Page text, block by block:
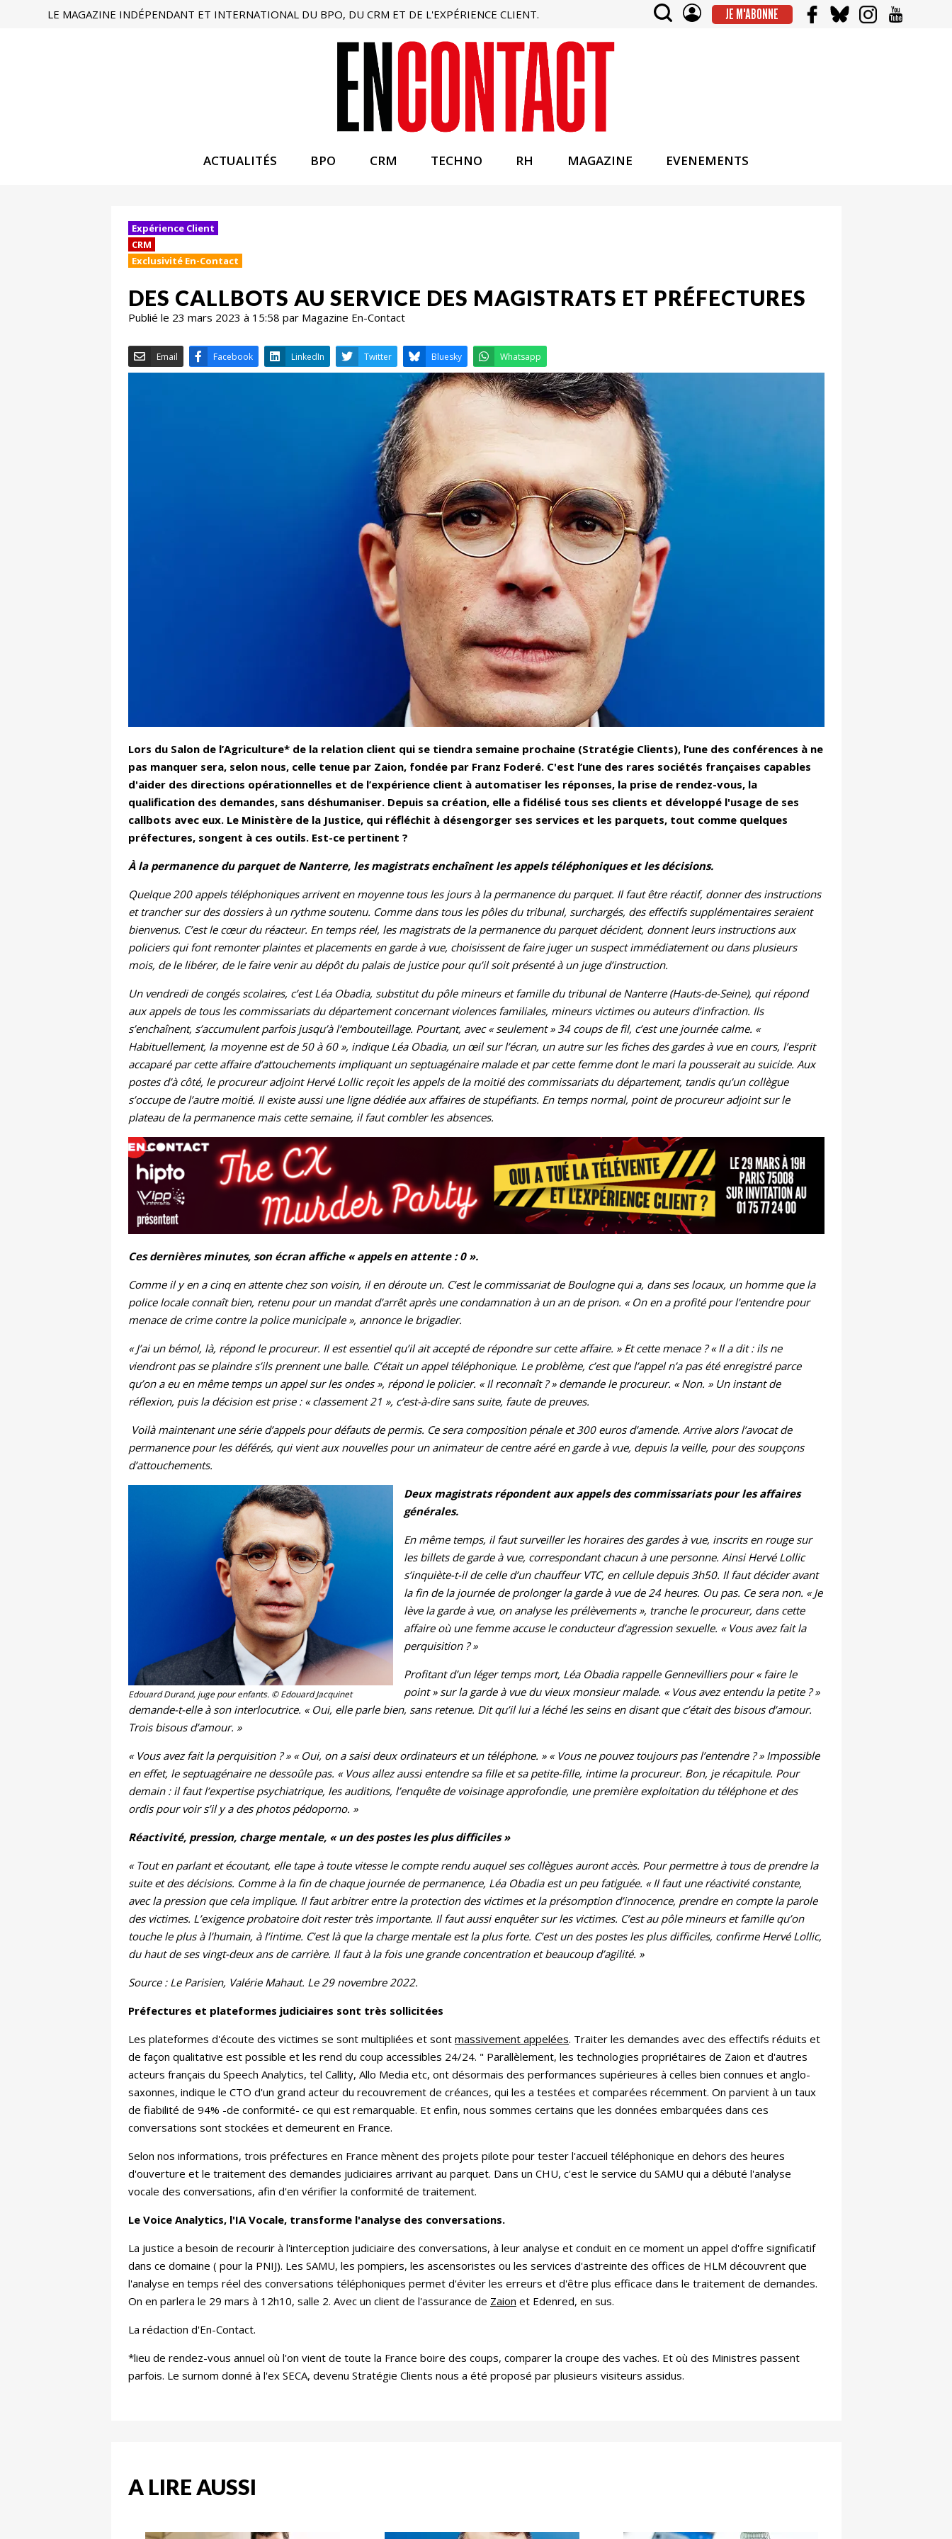
LE MAGAZINE INDÉPENDANT ET INTERNATIONAL DU BPO, DU CRM ET DE L'EXPÉRIENCE CLIENT. JE M'ABONNE
ACTUALITÉS BPO CRM TECHNO RH MAGAZINE EVENEMENTS
Expérience Client
CRM
Exclusivité En-Contact
DES CALLBOTS AU SERVICE DES MAGISTRATS ET PRÉFECTURES
Publié le 23 mars 2023 à 15:58 par Magazine En-Contact
LinkedIn Whatsapp
Lors du Salon de l’Agriculture* de la relation client qui se tiendra semaine prochaine (Stratégie Clients), l’une des conférences à ne
pas manquer sera, selon nous, celle tenue par Zaion, fondée par Franz Foderé. C'est l’une des rares sociétés françaises capables
d'aider des directions opérationnelles et de l’expérience client à automatiser les réponses, la prise de rendez-vous, la
qualification des demandes, sans déshumaniser. Depuis sa création, elle a fidélisé tous ses clients et développé l'usage de ses
callbots avec eux. Le Ministère de la Justice, qui réfléchit à désengorger ses services et les parquets, tout comme quelques
préfectures, songent à ces outils. Est-ce pertinent ?
À la permanence du parquet de Nanterre, les magistrats enchaînent les appels téléphoniques et les décisions.
Quelque 200 appels téléphoniques arrivent en moyenne tous les jours à la permanence du parquet. Il faut être réactif, donner des instructions
et trancher sur des dossiers à un rythme soutenu. Comme dans tous les pôles du tribunal, surchargés, des effectifs supplémentaires seraient
bienvenus. C’est le cœur du réacteur. En temps réel, les magistrats de la permanence du parquet décident, donnent leurs instructions aux
policiers qui font remonter plaintes et placements en garde à vue, choisissent de faire juger un suspect immédiatement ou dans plusieurs
mois, de le libérer, de le faire venir au dépôt du palais de justice pour qu’il soit présenté à un juge d’instruction.
Un vendredi de congés scolaires, c’est Léa Obadia, substitut du pôle mineurs et famille du tribunal de Nanterre (Hauts-de-Seine), qui répond
aux appels de tous les commissariats du département concernant violences familiales, mineurs victimes ou auteurs d’infraction. Ils
s’enchaînent, s’accumulent parfois jusqu’à l’embouteillage. Pourtant, avec « seulement » 34 coups de fil, c’est une journée calme. «
Habituellement, la moyenne est de 50 à 60 », indique Léa Obadia, un œil sur l’écran, un autre sur les fiches des gardes à vue en cours, l’esprit
accaparé par cette affaire d’attouchements impliquant un septuagénaire malade et par cette femme dont le mari la pousserait au suicide. Aux
postes d’à côté, le procureur adjoint Hervé Lollic reçoit les appels de la moitié des commissariats du département, tandis qu’un collègue
s’occupe de l’autre moitié. Il existe aussi une ligne dédiée aux affaires de stupéfiants. En temps normal, point de procureur adjoint sur le
plateau de la permanence mais cette semaine, il faut combler les absences.
Ces dernières minutes, son écran affiche « appels en attente : 0 ».
Comme il y en a cinq en attente chez son voisin, il en déroute un. C’est le commissariat de Boulogne qui a, dans ses locaux, un homme que la
police locale connaît bien, retenu pour un mandat d’arrêt après une condamnation à un an de prison. « On en a profité pour l’entendre pour
menace de crime contre la police municipale », annonce le brigadier.
« J’ai un bémol, là, répond le procureur. Il est essentiel qu’il ait accepté de répondre sur cette affaire. » Et cette menace ? « Il a dit : ils ne
viendront pas se plaindre s’ils prennent une balle. C’était un appel téléphonique. Le problème, c’est que l’appel n’a pas été enregistré parce
qu’on a eu en même temps un appel sur les ondes », répond le policier. « Il reconnaît ? » demande le procureur. « Non. » Un instant de
réflexion, puis la décision est prise : « classement 21 », c’est-à-dire sans suite, faute de preuves.
Voilà maintenant une série d’appels pour défauts de permis. Ce sera composition pénale et 300 euros d’amende. Arrive alors l’avocat de
permanence pour les déférés, qui vient aux nouvelles pour un animateur de centre aéré en garde à vue, depuis la veille, pour des soupçons
d’attouchements.
Edouard Durand, juge pour enfants. © Edouard Jacquinet
Deux magistrats répondent aux appels des commissariats pour les affaires
générales.
En même temps, il faut surveiller les horaires des gardes à vue, inscrits en rouge sur
les billets de garde à vue, correspondant chacun à une personne. Ainsi Hervé Lollic
s’inquiète-t-il de celle d’un chauffeur VTC, en cellule depuis 3h50. Il faut décider avant
la fin de la journée de prolonger la garde à vue de 24 heures. Ou pas. Ce sera non. « Je
lève la garde à vue, on analyse les prélèvements », tranche le procureur, dans cette
affaire où une femme accuse le conducteur d’agression sexuelle. « Vous avez fait la
perquisition ? »
Profitant d’un léger temps mort, Léa Obadia rappelle Gennevilliers pour « faire le
point » sur la garde à vue du vieux monsieur malade. « Vous avez entendu la petite ? »
demande-t-elle à son interlocutrice. « Oui, elle parle bien, sans retenue. Dit qu’il lui a léché les seins en disant que c’était des bisous d’amour.
Trois bisous d’amour. »
« Vous avez fait la perquisition ? » « Oui, on a saisi deux ordinateurs et un téléphone. » « Vous ne pouvez toujours pas l’entendre ? » Impossible
en effet, le septuagénaire ne dessoûle pas. « Vous allez aussi entendre sa fille et sa petite-fille, intime la procureur. Bon, je récapitule. Pour
demain : il faut l’expertise psychiatrique, les auditions, l’enquête de voisinage approfondie, une première exploitation du téléphone et des
ordis pour voir s’il y a des photos pédoporno. »
Réactivité, pression, charge mentale, « un des postes les plus difficiles »
« Tout en parlant et écoutant, elle tape à toute vitesse le compte rendu auquel ses collègues auront accès. Pour permettre à tous de prendre la
suite et des décisions. Comme à la fin de chaque journée de permanence, Léa Obadia est un peu fatiguée. « Il faut une réactivité constante,
avec la pression que cela implique. Il faut arbitrer entre la protection des victimes et la présomption d’innocence, prendre en compte la parole
des victimes. L’exigence probatoire doit rester très importante. Il faut aussi enquêter sur les victimes. C’est au pôle mineurs et famille qu’on
touche le plus à l’humain, à l’intime. C’est là que la charge mentale est la plus forte. C’est un des postes les plus difficiles, confirme Hervé Lollic,
du haut de ses vingt-deux ans de carrière. Il faut à la fois une grande concentration et beaucoup d’agilité. »
Source : Le Parisien, Valérie Mahaut. Le 29 novembre 2022.
Préfectures et plateformes judiciaires sont très sollicitées
Les plateformes d'écoute des victimes se sont multipliées et sont massivement appelées. Traiter les demandes avec des effectifs réduits et
de façon qualitative est possible et les rend du coup accessibles 24/24. " Parallèlement, les technologies propriétaires de Zaion et d'autres
acteurs français du Speech Analytics, tel Callity, Allo Media etc, ont désormais des performances supérieures à celles bien connues et anglo-
saxonnes, indique le CTO d'un grand acteur du recouvrement de créances, qui les a testées et comparées récemment. On parvient à un taux
de fiabilité de 94% -de conformité- ce qui est remarquable. Et enfin, nous sommes certains que les données embarquées dans ces
conversations sont stockées et demeurent en France.
Selon nos informations, trois préfectures en France mènent des projets pilote pour tester l'accueil téléphonique en dehors des heures
d'ouverture et le traitement des demandes judiciaires arrivant au parquet. Dans un CHU, c'est le service du SAMU qui a débuté l'analyse
vocale des conversations, afin d'en vérifier la conformité de traitement.
Le Voice Analytics, l'IA Vocale, transforme l'analyse des conversations.
La justice a besoin de recourir à l'interception judiciaire des conversations, à leur analyse et conduit en ce moment un appel d'offre significatif
dans ce domaine ( pour la PNIJ). Les SAMU, les pompiers, les ascensoristes ou les services d'astreinte des offices de HLM découvrent que
l'analyse en temps réel des conversations téléphoniques permet d'éviter les erreurs et d'être plus efficace dans le traitement de demandes.
On en parlera le 29 mars à 12h10, salle 2. Avec un client de l'assurance de Zaion et Edenred, en sus.
La rédaction d'En-Contact.
*lieu de rendez-vous annuel où l'on vient de toute la France boire des coups, comparer la croupe des vaches. Et où des Ministres passent
parfois. Le surnom donné à l'ex SECA, devenu Stratégie Clients nous a été proposé par plusieurs visiteurs assidus.
A LIRE AUSSI